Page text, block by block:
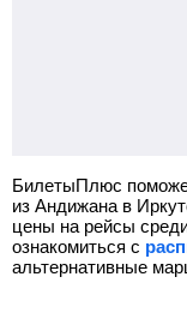
БилетыПлюс
из Андижана в
цены на рейсы
ознакомиться с
альтернативные